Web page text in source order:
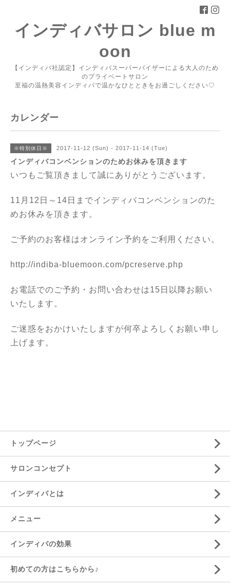
インディバサロン blue m
oon
【インディバ社認定】インディバスーパーバイザーによる大人のため
のプライベートサロン
至福の温熱美容インディバで温かなひとときをお過ごしください♡
カレンダー
※特別休日※ 2017-11-12 (Sun) - 2017-11-14 (Tue)
インディバコンベンションのためお休みを頂きます
いつもご覧頂きまして誠にありがとうございます。
11月12日～14日までインディバコンベンションのた
めお休みを頂きます。
ご予約のお客様はオンライン予約をご利用ください。
http://indiba-bluemoon.com/pcreserve.php
お電話でのご予約・お問い合わせは15日以降お願い
いたします。
ご迷惑をおかけいたしますが何卒よろしくお願い申し
上げます。
トップページ
サロンコンセプト
インディバとは
メニュー
インディバの効果
初めての方はこちらから♪